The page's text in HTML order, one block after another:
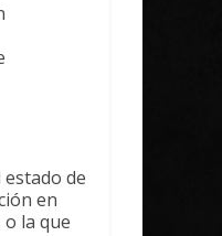
de
en
la que